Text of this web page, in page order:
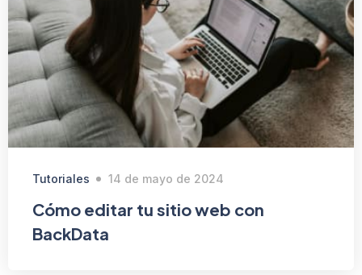
Tutoriales 14 de mayo de 2024
Cómo editar tu sitio web con
BackData